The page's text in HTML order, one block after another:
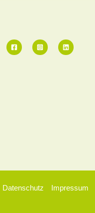
Datenschutz Impressum